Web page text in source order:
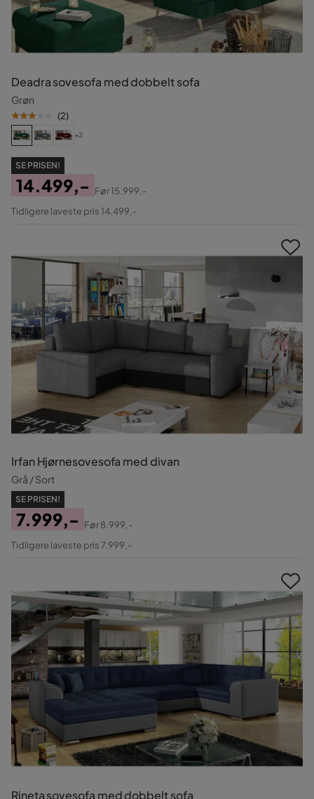
Deadra sovesofa med dobbelt sofa
Grøn
(2)
+2
SE PRISEN!
Pris
14.499,-
Original
Før15.999,-
Tidligere laveste pris 14.499,-
Irfan Hjørnesovesofa med divan
Grå / Sort
SE PRISEN!
Pris
7.999,-
Original
Før8.999,-
Tidligere laveste pris 7.999,-
Rineta sovesofa med dobbelt sofa